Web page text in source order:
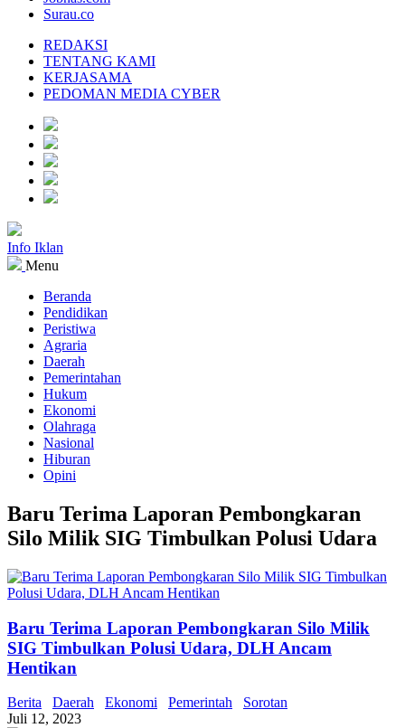
Surau.co
REDAKSI
TENTANG KAMI
KERJASAMA
PEDOMAN MEDIA CYBER
Info Iklan
Menu
Beranda
Pendidikan
Peristiwa
Agraria
Daerah
Pemerintahan
Hukum
Ekonomi
Olahraga
Nasional
Hiburan
Opini
Baru Terima Laporan Pembongkaran
Silo Milik SIG Timbulkan Polusi Udara
Baru Terima Laporan Pembongkaran Silo Milik
SIG Timbulkan Polusi Udara, DLH Ancam
Hentikan
Berita Daerah Ekonomi Pemerintah
Sorotan
Juli 12, 2023